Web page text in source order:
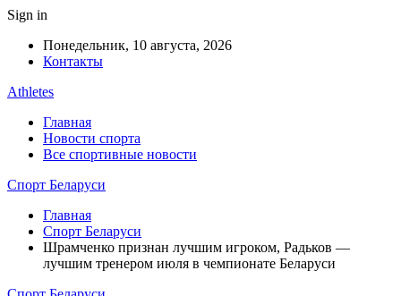
Sign in
Понедельник, 10 августа, 2026
Контакты
Athletes
Главная
Новости спорта
Все спортивные новости
Спорт Беларуси
Главная
Спорт Беларуси
Шрамченко признан лучшим игроком, Радьков —
лучшим тренером июля в чемпионате Беларуси